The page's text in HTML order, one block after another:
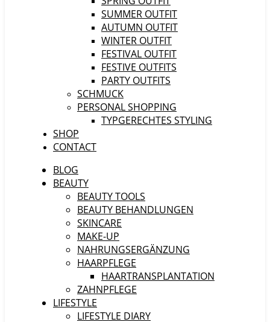
SUMMER OUTFIT
AUTUMN OUTFIT
WINTER OUTFIT
FESTIVAL OUTFIT
FESTIVE OUTFITS
PARTY OUTFITS
SCHMUCK
PERSONAL SHOPPING
TYPGERECHTES STYLING
SHOP
CONTACT
BLOG
BEAUTY
BEAUTY TOOLS
BEAUTY BEHANDLUNGEN
SKINCARE
MAKE-UP
NAHRUNGSERGÄNZUNG
HAARPFLEGE
HAARTRANSPLANTATION
ZAHNPFLEGE
LIFESTYLE
LIFESTYLE DIARY